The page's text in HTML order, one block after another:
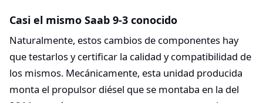
Casi el mismo Saab 9-3 conocido
Naturalmente, estos cambios de componentes hay
que testarlos y certificar la calidad y compatibilidad de
los mismos. Mecánicamente, esta unidad producida
monta el propulsor diésel que se montaba en la del